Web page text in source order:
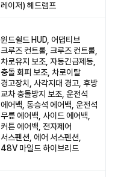
레이저) 헤드램프
윈드쉴드 HUD, 어댑티브
크루즈 컨트롤, 크루즈 컨트롤,
차로유지 보조, 자동긴급제동,
충돌 회피 보조, 차로이탈
경고장치, 사각지대 경고, 후방
교차 충돌방지 보조, 운전석
에어백, 동승석 에어백, 운전석
무릎 에어백, 사이드 에어백,
커튼 에어백, 전자제어
서스펜션, 에어 서스펜션,
48V 마일드 하이브리드